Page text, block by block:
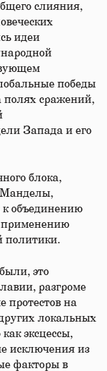
слияния,
идеи
победы
полях сражений,
Запада и его
блока,
Манделы,
к объединению
применению
политики.
это
разгроме
протестов на
локальных
эксцессы,
исключения из
факторы в